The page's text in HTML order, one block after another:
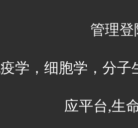
管理登
学，细胞学，分
应平台,生